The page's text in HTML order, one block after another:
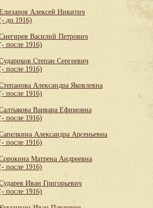
Алексей Никитич
до 1916)
Василий Петрович
после 1916)
Степан Сергеевич
после 1916)
Александра Яковлевна
после 1916)
Варвара Ефимовна
после 1916)
Александра Арсеньевна
после 1916)
Матрена Андреевна
после 1916)
Иван Григорьевич
после 1916)